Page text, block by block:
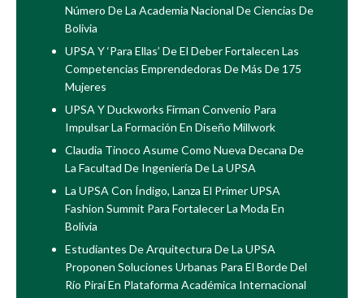
Número De La Academia Nacional De Ciencias De
Bolivia
UPSA Y ‘Para Ellas’ De El Deber Fortalecen Las
Competencias Emprendedoras De Más De 175
Mujeres
UPSA Y Duckworks Firman Convenio Para
Impulsar La Formación En Diseño Millwork
Claudia Tinoco Asume Como Nueva Decana De
La Facultad De Ingeniería De La UPSA
La UPSA Con Índigo, Lanza El Primer UPSA
Fashion Summit Para Fortalecer La Moda En
Bolivia
Estudiantes De Arquitectura De La UPSA
Proponen Soluciones Urbanas Para El Borde Del
Río Piraí En Plataforma Académica Internacional